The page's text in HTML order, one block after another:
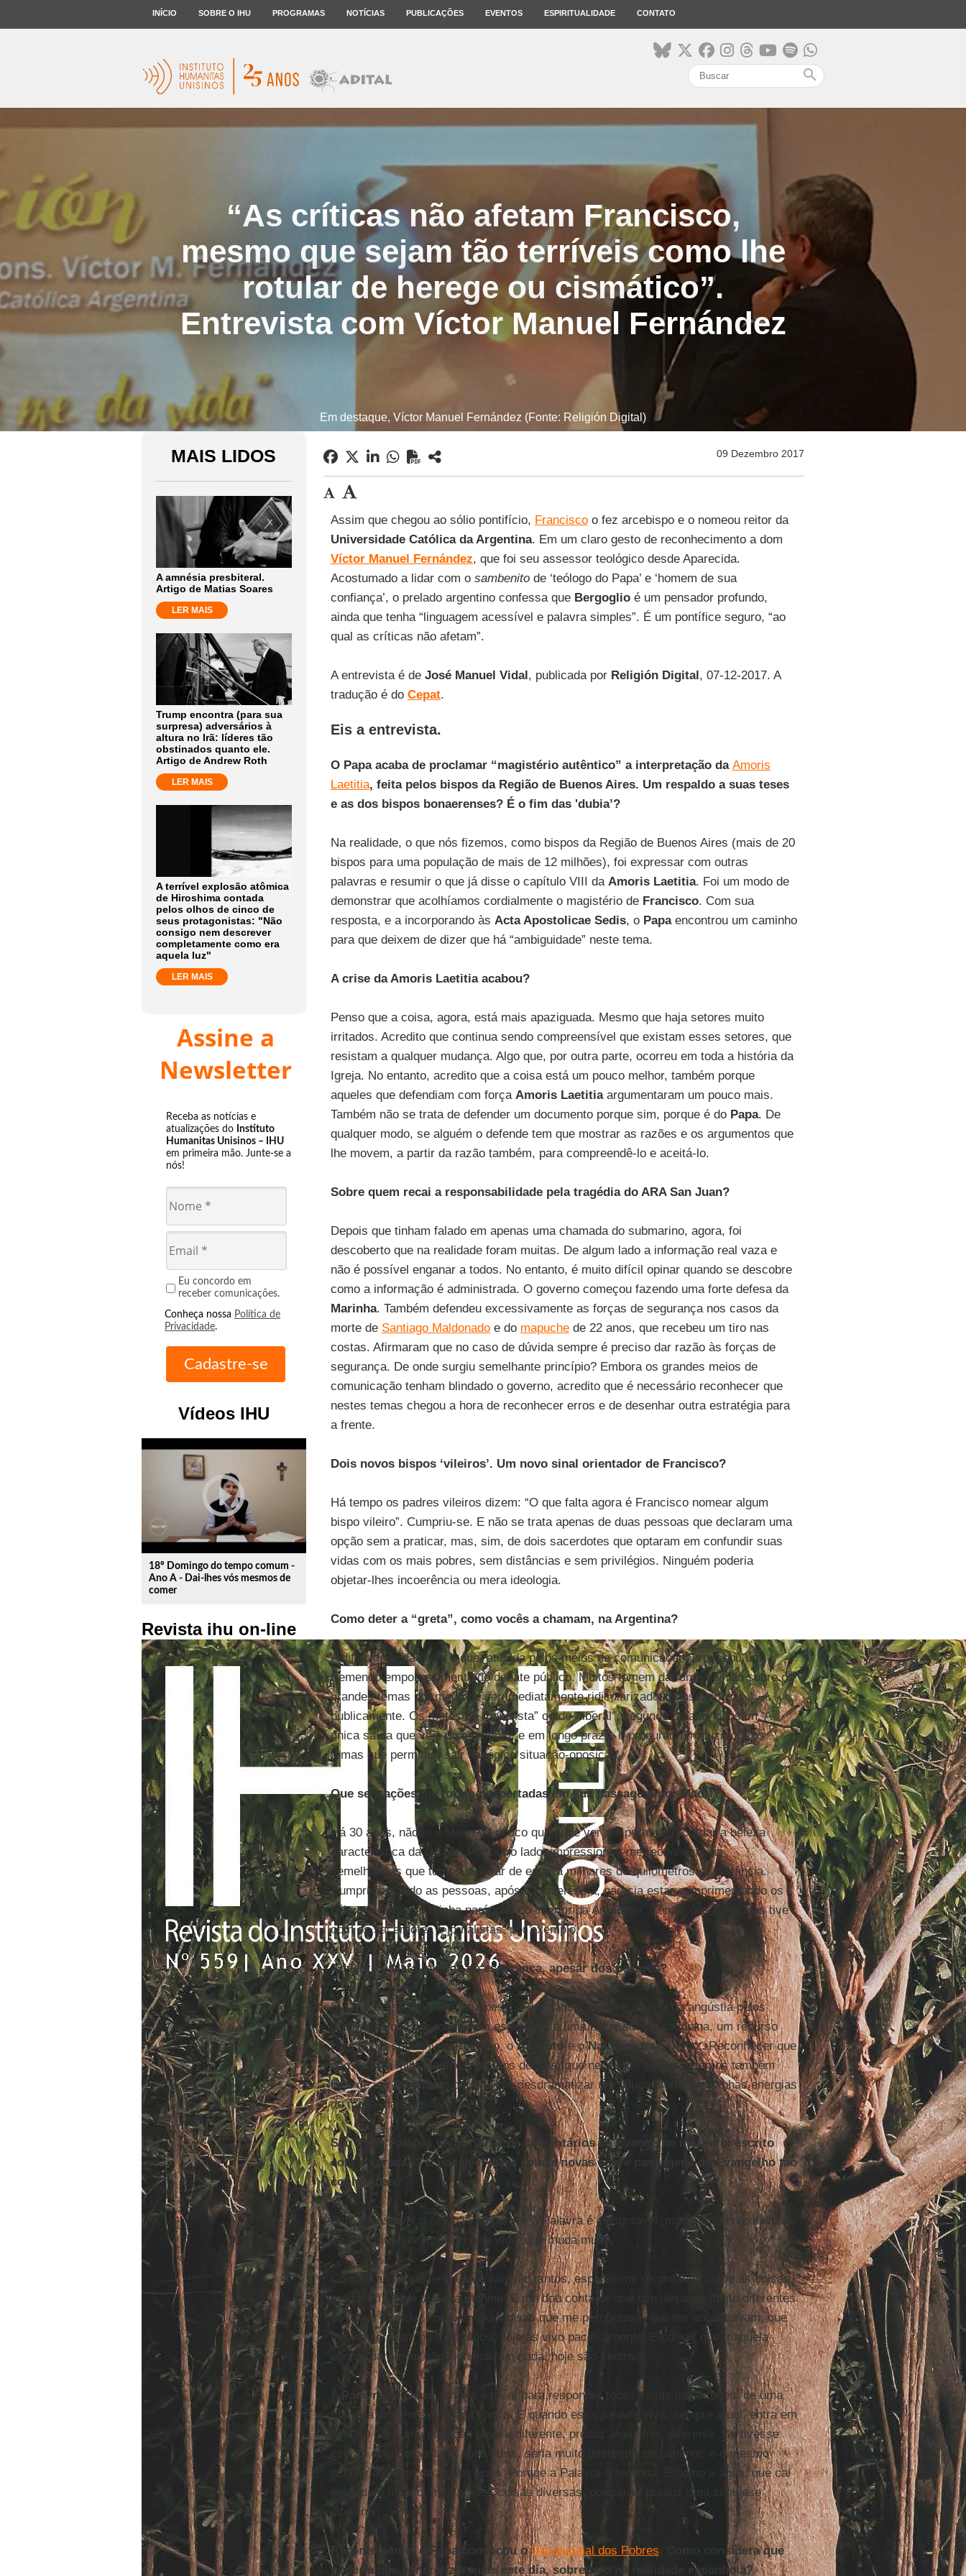
INÍCIO SOBRE O IHU PROGRAMAS NOTÍCIAS PUBLICAÇÕES EVENTOS ESPIRITUALIDADE CONTATO
search
“As críticas não afetam Francisco,
mesmo que sejam tão terríveis como lhe
rotular de herege ou cismático”.
Entrevista com Víctor Manuel Fernández
Em destaque, Víctor Manuel Fernández (Fonte: Religión Digital)
MAIS LIDOS
A amnésia presbiteral.
Artigo de Matias Soares
LER MAIS
Trump encontra (para sua
surpresa) adversários à
altura no Irã: líderes tão
obstinados quanto ele.
Artigo de Andrew Roth
LER MAIS
A terrível explosão atômica
de Hiroshima contada
pelos olhos de cinco de
seus protagonistas: "Não
consigo nem descrever
completamente como era
aquela luz"
LER MAIS
Assine a
Newsletter
Receba as notícias e
atualizações do Instituto
Humanitas Unisinos – IHU
em primeira mão. Junte-se a
nós!
Eu concordo em
receber comunicações.
Conheça nossa Política de
Privacidade.
Vídeos IHU
play_circle_outline
18º Domingo do tempo comum -
Ano A - Dai-lhes vós mesmos de
comer
Revista ihu on-line
09 Dezembro 2017
Assim que chegou ao sólio pontifício, Franciscoo fez arcebispo e o nomeou reitor da
Universidade Católica da Argentina. Em um claro gesto de reconhecimento a dom
Víctor Manuel Fernández, que foi seu assessor teológico desde Aparecida.
Acostumado a lidar com o sambenitode ‘teólogo do Papa’ e ‘homem de sua
confiança’, o prelado argentino confessa que Bergoglioé um pensador profundo,
ainda que tenha “linguagem acessível e palavra simples”. É um pontífice seguro, “ao
qual as críticas não afetam”.
A entrevista é de José Manuel Vidal, publicada por Religión Digital, 07-12-2017. A
tradução é do Cepat.
Eis a entrevista.
O Papa acaba de proclamar “magistério autêntico” a interpretação da Amoris
Laetitia, feita pelos bispos da Região de Buenos Aires. Um respaldo a suas teses
e as dos bispos bonaerenses? É o fim das 'dubia’?
Na realidade, o que nós fizemos, como bispos da Região de Buenos Aires (mais de 20
bispos para uma população de mais de 12 milhões), foi expressar com outras
palavras e resumir o que já disse o capítulo VIII da Amoris Laetitia. Foi um modo de
demonstrar que acolhíamos cordialmente o magistério de Francisco. Com sua
resposta, e a incorporando às Acta Apostolicae Sedis, o Papaencontrou um caminho
para que deixem de dizer que há “ambiguidade” neste tema.
A crise da Amoris Laetitia acabou?
Penso que a coisa, agora, está mais apaziguada. Mesmo que haja setores muito
irritados. Acredito que continua sendo compreensível que existam esses setores, que
resistam a qualquer mudança. Algo que, por outra parte, ocorreu em toda a história da
Igreja. No entanto, acredito que a coisa está um pouco melhor, também porque
aqueles que defendiam com força Amoris Laetitiaargumentaram um pouco mais.
Também não se trata de defender um documento porque sim, porque é do Papa. De
qualquer modo, se alguém o defende tem que mostrar as razões e os argumentos que
lhe movem, a partir da razão também, para compreendê-lo e aceitá-lo.
Sobre quem recai a responsabilidade pela tragédia do ARA San Juan?
Depois que tinham falado em apenas uma chamada do submarino, agora, foi
descoberto que na realidade foram muitas. De algum lado a informação real vaza e
não é possível enganar a todos. No entanto, é muito difícil opinar quando se descobre
como a informação é administrada. O governo começou fazendo uma forte defesa da
Marinha. Também defendeu excessivamente as forças de segurança nos casos da
morte de Santiago Maldonadoe do mapuchede 22 anos, que recebeu um tiro nas
costas. Afirmaram que no caso de dúvida sempre é preciso dar razão às forças de
segurança. De onde surgiu semelhante princípio? Embora os grandes meios de
comunicação tenham blindado o governo, acredito que é necessário reconhecer que
nestes temas chegou a hora de reconhecer erros e de desenhar outra estratégia para
a frente.
Dois novos bispos ‘vileiros’. Um novo sinal orientador de Francisco?
Há tempo os padres vileiros dizem: “O que falta agora é Francisco nomear algum
bispo vileiro”. Cumpriu-se. E não se trata apenas de duas pessoas que declaram uma
opção sem a praticar, mas, sim, de dois sacerdotes que optaram em confundir suas
vidas com os mais pobres, sem distâncias e sem privilégios. Ninguém poderia
objetar-lhes incoerência ou mera ideologia.
Como deter a “greta”, como vocês a chamam, na Argentina?
A dificuldade da greta é que, atiçada pelos meios de comunicação, provocou um
tremendo empobrecimento do debate público. Muitos temem dar uma opinião sobre os
grandes temas por medo de ser imediatamente ridicularizados e insultados
publicamente. Os motes de “populista” ou de “liberal”, segundo o caso, cansam. A
única saída que vejo no momento, e em longo prazo, é procurar introduzir outros
temas que permitam sair da lógica situação-oposição.
Que sensações lhe foram despertadas em sua passagem por Madri?
Há 30 anos, não ia a Madri. O pouco que pude ver me permitiu recordar a beleza
característica da cidade. Por outro lado, impressionou-me reconhecer as
semelhanças que temos, apesar de estar a milhares de quilômetros de distância.
Cumprimentando as pessoas, após a conferência, parecia estar cumprimentando os
fiéis que tinha em minha paróquia, no interior da Argentina. Sensações parecidas tive
com os sacerdotes e jornalistas, por exemplo.
Advento e Natal plenos de esperança, apesar dos pesares?
Em meu caso, que sou uma pessoa dramática, sempre à beira da angústia pelos
problemas que me rodeiam, a esperança é uma necessidade cotidiana, um recurso
para poder sobreviver. Por isso, oAdventoe oNatal
me trazem paz. Reconhecer que
não salvo a mim mesmo, nem aos demais, que necessito e necessitamos também
hoje de umRedentor
, permite-me desdramatizar um pouco e orientar minhas energias
de modo mais positivo.
Seu livro ‘Palabra y Vida 2018’ de comentários ao Evangelho diário foi escrito
com o coração? É possível dizer coisas novas sobre passagens do Evangelho tão
conhecidas?
Sim. É possível dizer, não só porque a Palavra é inesgotável, mas porque na realidade
se está muito interpelado pela vida, que muda muito.
Com os anos que tenho, que não são tantos, espanto-me recordando como as coisas
mudaram desde que era menino. E me dou conta de que tive desafios muito diferentes
ao longo da vida. Por exemplo, coisas que me perguntava, que me angustiavam, que
me inquietavam há trinta anos, hoje as vivo pacificamente. E coisas que, naquela
época, para mim não significavam nada, hoje são centrais.
A Palavra de Deussempre está aí para responder todas essas inquietudes, de uma
maneira diferente em cada época. E quando essa palavra viva, sempre atual, entra em
contato com uma situação nova e diferente, produz algo novo, diferente. Se tivesse
escrito este comentário anos atrás, seria muito diferente, certamente, e o mesmo
ocorreria dentro de alguns anos. Porque a Palavra é fecunda. É como a água, que cai
em todo o mundo, mas produz coisas diversas, porque se produz uma simbiose
diferente.
Recentemente, o Papa convocou oDia Mundial dos Pobres . Como considera que
poderíamos concretizar mais este dia, sobretudo na realidade espanhola?